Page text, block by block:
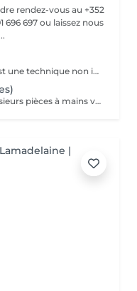
rendez-vous au +352
696 697 ou laissez nous
La Cryo à aspiration ou VENTOUSE est une technique non invasive visant à se débarrasser d'un bourrelet disgracieux qui ne part pas avec des séances de sport ou un régime draconien. Une accumulation de tissu gras à un endroit de votre corps et qui vous gène.
Méthode de remodelage localisé: plusieurs pièces à mains vont traiter une zone localisée pour détruire les graisses et raffermir la zone, et renforcer profondément les muscles.